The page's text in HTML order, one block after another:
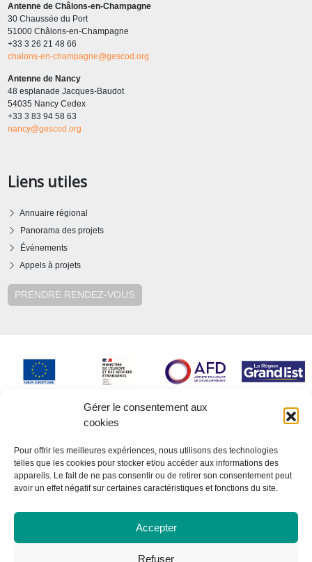
Gérer le consentement aux
cookies
Pour offrir les meilleures expériences, nous utilisons des technologies
telles que les cookies pour stocker et/ou accéder aux informations des
appareils. Le fait de ne pas consentir ou de retirer son consentement peut
avoir un effet négatif sur certaines caractéristiques et fonctions du site.
Accepter
Refuser
Antenne de Châlons-en-Champagne
30 Chaussée du Port
51000 Châlons-en-Champagne
+33 3 26 21 48 66
chalons-en-champagne@gescod.org
Antenne de Nancy
48 esplanade Jacques-Baudot
54035 Nancy Cedex
+33 3 83 94 58 63
nancy@gescod.org
Liens utiles
Annuaire régional
Panorama des projets
Événements
Appels à projets
PRENDRE RENDEZ-VOUS